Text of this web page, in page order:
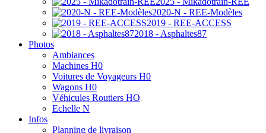
2020-N - REE-Modèles
2019 - REE-ACCESS
2018 - Asphaltes87
Photos
Ambiances
Machines H0
Voitures de Voyageurs H0
Wagons H0
Véhicules Routiers HO
Echelle N
Infos
Planning de livraison